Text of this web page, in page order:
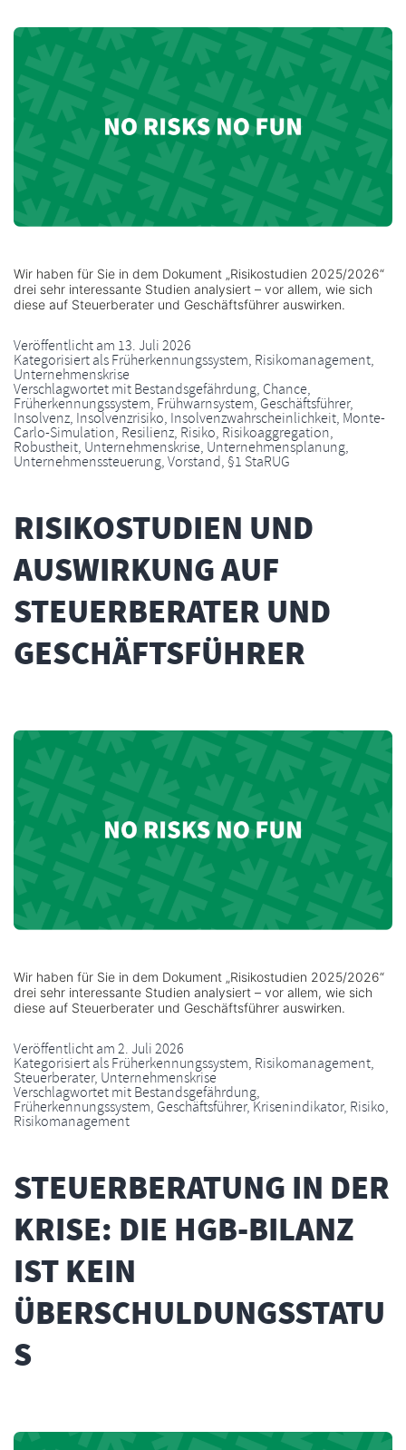
Wir haben für Sie in dem Dokument „Risikostudien 2025/2026“
drei sehr interessante Studien analysiert – vor allem, wie sich
diese auf Steuerberater und Geschäftsführer auswirken.
Veröffentlicht am 13. Juli 2026
Kategorisiert alsFrüherkennungssystem, Risikomanagement,
Unternehmenskrise
Verschlagwortet mitBestandsgefährdung, Chance,
Früherkennungssystem, Frühwarnsystem, Geschäftsführer,
Insolvenz, Insolvenzrisiko, Insolvenzwahrscheinlichkeit, Monte-
Carlo-Simulation, Resilienz, Risiko, Risikoaggregation,
Robustheit, Unternehmenskrise, Unternehmensplanung,
Unternehmenssteuerung,Vorstand,§1 StaRUG
RISIKOSTUDIEN UND
AUSWIRKUNG AUF
STEUERBERATER UND
GESCHÄFTSFÜHRER
Wir haben für Sie in dem Dokument „Risikostudien 2025/2026“
drei sehr interessante Studien analysiert – vor allem, wie sich
diese auf Steuerberater und Geschäftsführer auswirken.
Veröffentlicht am2. Juli 2026
Kategorisiert alsFrüherkennungssystem, Risikomanagement,
Steuerberater, Unternehmenskrise
Verschlagwortet mitBestandsgefährdung,
Früherkennungssystem, Geschäftsführer,Krisenindikator, Risiko,
Risikomanagement
STEUERBERATUNG IN DER
KRISE: DIE HGB-BILANZ
IST KEIN
ÜBERSCHULDUNGSSTATU
S